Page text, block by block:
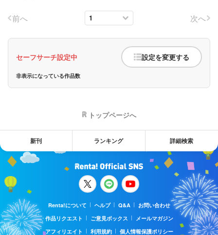
前へ 次へ
セーフサーチ設定中 設定を変更する
非表示になっている作品数
トップページへ
新刊 ランキング 詳細検索
Renta!について ヘルプ Q&A
お問い合わせ
作品リクエスト
ご意見ボックス
メールマガジン
アフィリエイト
利用規約 個人情報保護ポリシー